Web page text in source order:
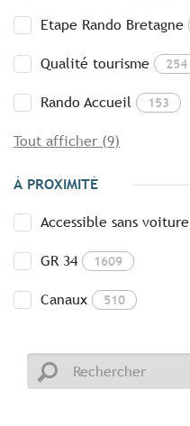
Etape Rando Bretagne
Qualité tourisme 254
Rando Accueil 153
Tout afficher (9)
À PROXIMITÉ
Accessible sans voiture
GR 34 1609
Canaux 510